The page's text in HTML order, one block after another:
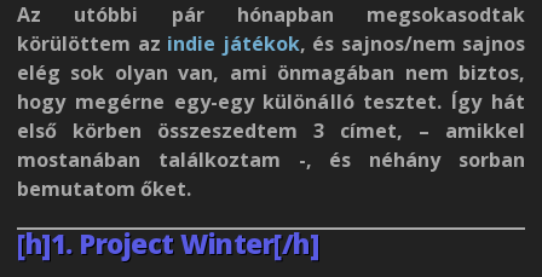
Az utóbbi pár hónapban megsokasodtak
körülöttem az indie játékok, és sajnos/nem sajnos
elég sok olyan van, ami önmagában nem biztos,
hogy megérne egy-egy különálló tesztet. Így hát
első körben összeszedtem 3 címet, – amikkel
mostanában találkoztam -, és néhány sorban
bemutatom őket.
[h]1. Project Winter[/h]